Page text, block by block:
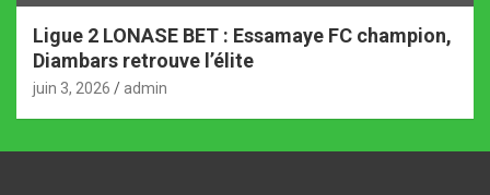
Ligue 2 LONASE BET : Essamaye FC champion,
Diambars retrouve l’élite
juin 3, 2026 admin